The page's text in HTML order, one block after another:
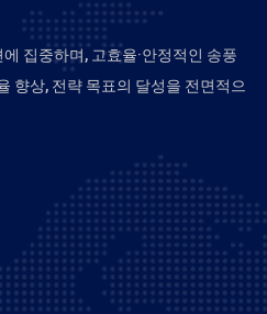
집중하며, 고효율·안정적인 송풍
향상, 전략 목표의 달성을 전면적으